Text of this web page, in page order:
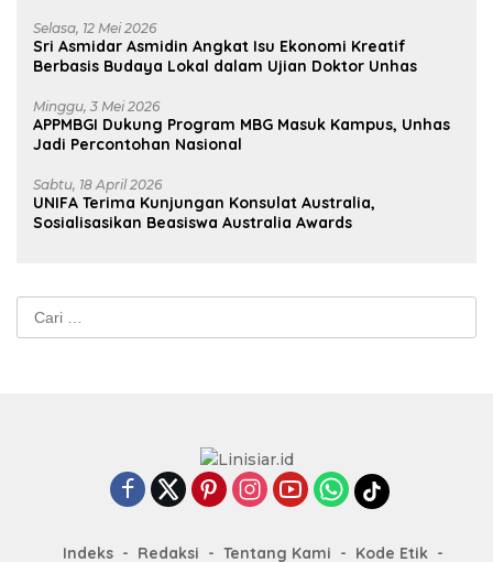
Selasa, 12 Mei 2026
Sri Asmidar Asmidin Angkat Isu Ekonomi Kreatif
Berbasis Budaya Lokal dalam Ujian Doktor Unhas
Minggu, 3 Mei 2026
APPMBGI Dukung Program MBG Masuk Kampus, Unhas
Jadi Percontohan Nasional
Sabtu, 18 April 2026
UNIFA Terima Kunjungan Konsulat Australia,
Sosialisasikan Beasiswa Australia Awards
Cari
untuk:
Indeks Redaksi Tentang Kami Kode Etik